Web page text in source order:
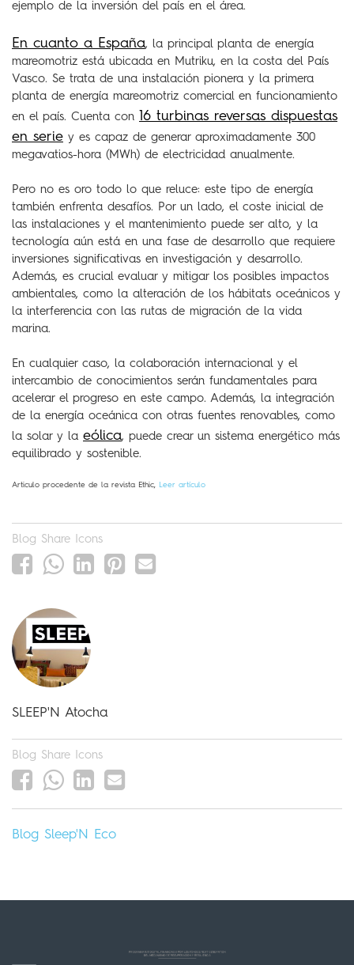
ejemplo de la inversión del país en el área.
En cuanto a España, la principal planta de energía
mareomotriz está ubicada en Mutriku, en la costa del País
Vasco. Se trata de una instalación pionera y la primera
planta de energía mareomotriz comercial en funcionamiento
en el país. Cuenta con 16 turbinas reversas dispuestas
en serie y es capaz de generar aproximadamente 300
megavatios-hora (MWh) de electricidad anualmente.
Pero no es oro todo lo que reluce: este tipo de energía
también enfrenta desafíos. Por un lado, el coste inicial de
las instalaciones y el mantenimiento puede ser alto, y la
tecnología aún está en una fase de desarrollo que requiere
inversiones significativas en investigación y desarrollo.
Además, es crucial evaluar y mitigar los posibles impactos
ambientales, como la alteración de los hábitats oceánicos y
la interferencia con las rutas de migración de la vida
marina.
En cualquier caso, la colaboración internacional y el
intercambio de conocimientos serán fundamentales para
acelerar el progreso en este campo. Además, la integración
de la energía oceánica con otras fuentes renovables, como
la solar y la eólica, puede crear un sistema energético más
equilibrado y sostenible.
Articulo procedente de la revista Ethic, Leer artículo
Blog Share Icons
SLEEP'N Atocha
Blog Share Icons
Blog Sleep'N Eco